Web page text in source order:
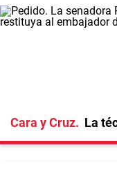
Cara y Cruz La